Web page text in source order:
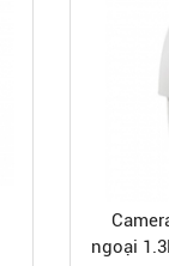
ngoại